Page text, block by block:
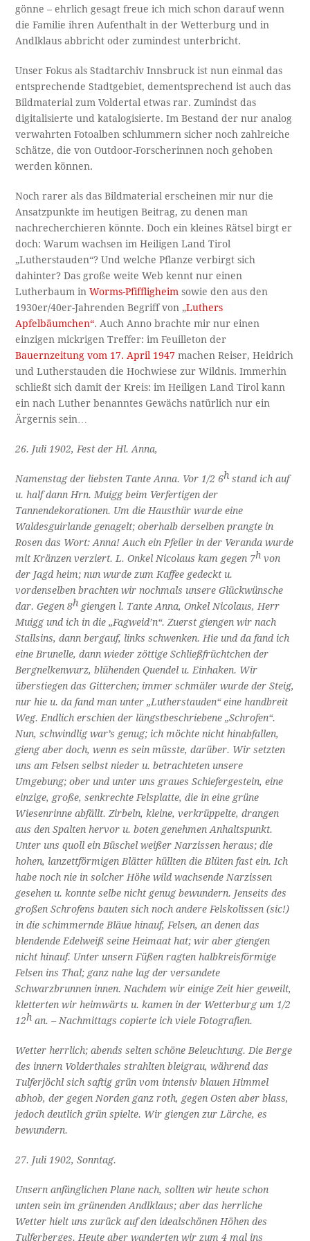
gönne – ehrlich gesagt freue ich mich schon darauf wenn
die Familie ihren Aufenthalt in der Wetterburg und in
Andlklaus abbricht oder zumindest unterbricht.
Unser Fokus als Stadtarchiv Innsbruck ist nun einmal das
entsprechende Stadtgebiet, dementsprechend ist auch das
Bildmaterial zum Voldertal etwas rar. Zumindst das
digitalisierte und katalogisierte. Im Bestand der nur analog
verwahrten Fotoalben schlummern sicher noch zahlreiche
Schätze, die von Outdoor-Forscherinnen noch gehoben
werden können.
Noch rarer als das Bildmaterial erscheinen mir nur die
Ansatzpunkte im heutigen Beitrag, zu denen man
nachrecherchieren könnte. Doch ein kleines Rätsel birgt er
doch: Warum wachsen im Heiligen Land Tirol
„Lutherstauden“? Und welche Pflanze verbirgt sich
dahinter? Das große weite Web kennt nur einen
Lutherbaum inWorms-Pfiffligheim sowie den aus den
1930er/40er-Jahrenden Begriff von „Luthers
Apfelbäumchen“. Auch Anno brachte mir nur einen
einzigen mickrigen Treffer: im Feuilleton der
Bauernzeitung vom 17. April 1947machen Reiser, Heidrich
und Lutherstauden die Hochwiese zur Wildnis. Immerhin
schließt sich damit der Kreis: im Heiligen Land Tirol kann
ein nach Luther benanntes Gewächs natürlich nur ein
Ärgernis sein…
26. Juli 1902, Fest der Hl. Anna,
Namenstag der liebsten Tante Anna. Vor 1/2 6h stand ich auf
u. half dann Hrn. Muigg beim Verfertigen der
Tannendekorationen. Um die Hausthür wurde eine
Waldesguirlande genagelt; oberhalb derselben prangte in
Rosen das Wort: Anna! Auch ein Pfeiler in der Veranda wurde
mit Kränzen verziert. L. Onkel Nicolaus kam gegen 7h von
der Jagd heim; nun wurde zum Kaffee gedeckt u.
vordenselben brachten wir nochmals unsere Glückwünsche
dar. Gegen 8h giengen l. Tante Anna, Onkel Nicolaus, Herr
Muigg und ich in die „Fagweid’n“. Zuerst giengen wir nach
Stallsins, dann bergauf, links schwenken. Hie und da fand ich
eine Brunelle, dann wieder zöttige Schließfrüchtchen der
Bergnelkenwurz, blühenden Quendel u. Einhaken. Wir
überstiegen das Gitterchen; immer schmäler wurde der Steig,
nur hie u. da fand man unter „Lutherstauden“ eine handbreit
Weg. Endlich erschien der längstbeschriebene „Schrofen“.
Nun, schwindlig war’s genug; ich möchte nicht hinabfallen,
gieng aber doch, wenn es sein müsste, darüber. Wir setzten
uns am Felsen selbst nieder u. betrachteten unsere
Umgebung; ober und unter uns graues Schiefergestein, eine
einzige, große, senkrechte Felsplatte, die in eine grüne
Wiesenrinne abfällt. Zirbeln, kleine, verkrüppelte, drangen
aus den Spalten hervor u. boten genehmen Anhaltspunkt.
Unter uns quoll ein Büschel weißer Narzissen heraus; die
hohen, lanzettförmigen Blätter hüllten die Blüten fast ein. Ich
habe noch nie in solcher Höhe wild wachsende Narzissen
gesehen u. konnte selbe nicht genug bewundern. Jenseits des
großen Schrofens bauten sich noch andere Felskolissen (sic!)
in die schimmernde Bläue hinauf, Felsen, an denen das
blendende Edelweiß seine Heimaat hat; wir aber giengen
nicht hinauf. Unter unsern Füßen ragten halbkreisförmige
Felsen ins Thal; ganz nahe lag der versandete
Schwarzbrunnen innen. Nachdem wir einige Zeit hier geweilt,
kletterten wir heimwärts u. kamen in der Wetterburg um 1/2
12h an. – Nachmittags copierte ich viele Fotografien.
Wetter herrlich; abends selten schöne Beleuchtung. Die Berge
des innern Volderthales strahlten bleigrau, während das
Tulferjöchl sich saftig grün vom intensiv blauen Himmel
abhob, der gegen Norden ganz roth, gegen Osten aber blass,
jedoch deutlich grün spielte. Wir giengen zur Lärche, es
bewundern.
27. Juli 1902, Sonntag.
Unsern anfänglichen Plane nach, sollten wir heute schon
unten sein im grünenden Andlklaus; aber das herrliche
Wetter hielt uns zurück auf den idealschönen Höhen des
Tulferberges. Heute aber wanderten wir zum 4 mal ins